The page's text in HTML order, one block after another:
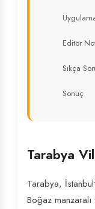
Editör
Sıkça
Sonuç
Tarabya
Tarabya,
Boğaz